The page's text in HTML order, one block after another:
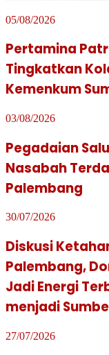
05/08/2026
Pertamina
Tingkatkan
Kemenkum
03/08/2026
Pegadaian
Nasabah
Palembang
30/07/2026
Diskusi
Palembang,
Jadi Energi
menjadi
27/07/2026